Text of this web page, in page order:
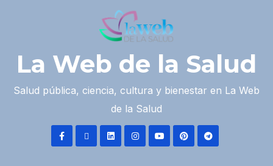
La Web de la Salud
Salud pública, ciencia, cultura y bienestar en La Web
de la Salud